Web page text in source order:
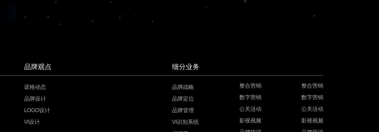
品牌观点
诺格动态
品牌设计
LOGO设计
VI设计
细分业务
品牌战略
品牌定位
品牌管理
VI识别系统
整合营销
数字营销
公关活动
影视视频
整合营销
数字营销
公关活动
影视视频